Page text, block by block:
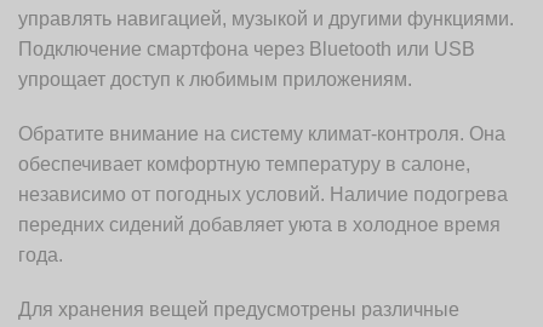
управлять навигацией, музыкой и другими функциями.
Подключение смартфона через Bluetooth или USB
упрощает доступ к любимым приложениям.
Обратите внимание на систему климат-контроля. Она
обеспечивает комфортную температуру в салоне,
независимо от погодных условий. Наличие подогрева
передних сидений добавляет уюта в холодное время
года.
Для хранения вещей предусмотрены различные